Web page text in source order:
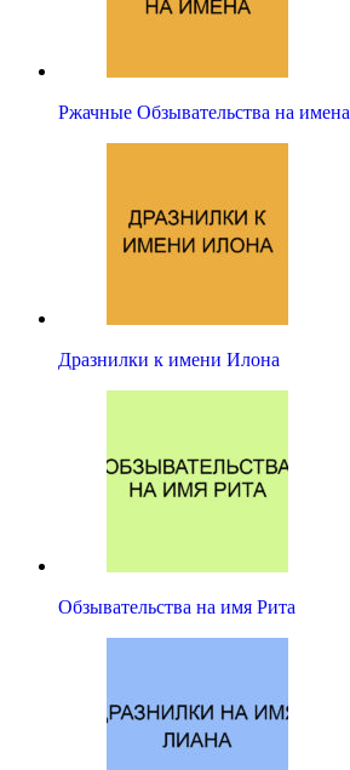
Ржачные Обзывательства на имена
Дразнилки к имени Илона
Обзывательства на имя Рита